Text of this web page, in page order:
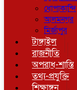
ধোপাকান্দি
আলমনগর
মির্জাপুর
টাঙ্গাইল
রাজনীতি
অপরাধ-শাস্তি
তথ্য-প্রযুক্তি